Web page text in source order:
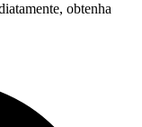
obtenha